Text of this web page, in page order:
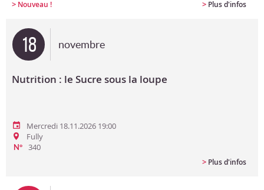
> Nouveau ! > Plus d'infos
18 novembre
Nutrition : le Sucre sous la loupe
Mercredi 18.11.2026 19:00
Fully
N°
340
> Plus d'infos